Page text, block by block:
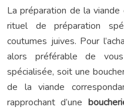
La préparation de la viande
rituel de préparation
coutumes juives. Pour
alors préférable de
spécialisée, soit une
de la viande
rapprochant d’une